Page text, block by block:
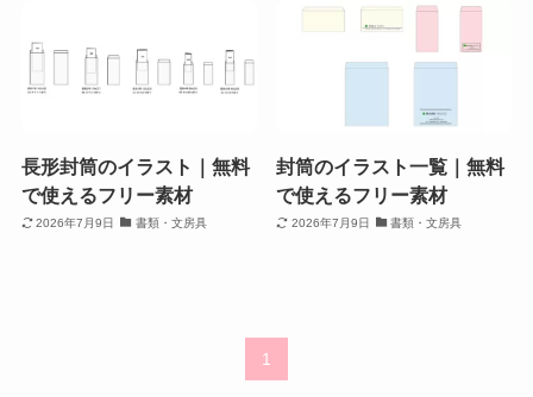
長形封筒のイラスト｜無料
で使えるフリー素材
2026年7月9日 書類・文房具
封筒のイラスト一覧｜無料
で使えるフリー素材
2026年7月9日 書類・文房具
1